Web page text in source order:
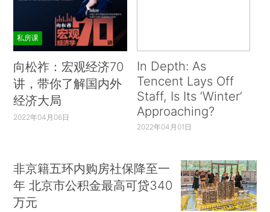
私房课
向松祚：宏观经济70
讲，带你了解国内外
经济大局
2022年04月06日
In Depth: As
Tencent Lays Off
Staff, Is Its ‘Winter’
Approaching?
2022年04月01日
非京籍五环内购房社保降至一
年 北京市公积金最高可贷340
万元